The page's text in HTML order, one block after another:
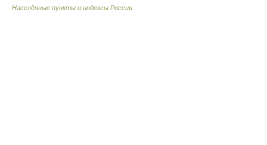
Населённые пункты и индексы России